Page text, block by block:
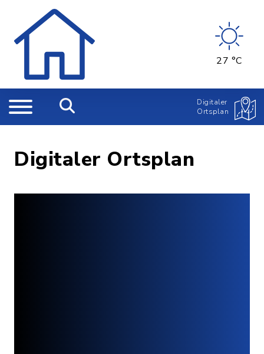
27 °C
Digitaler
Ortsplan
Digitaler Ortsplan